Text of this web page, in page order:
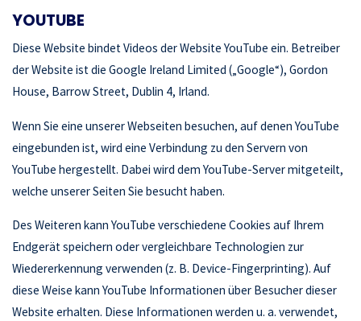
YOUTUBE
Diese Website bindet Videos der Website YouTube ein. Betreiber
der Website ist die Google Ireland Limited („Google“), Gordon
House, Barrow Street, Dublin 4, Irland.
Wenn Sie eine unserer Webseiten besuchen, auf denen YouTube
eingebunden ist, wird eine Verbindung zu den Servern von
YouTube hergestellt. Dabei wird dem YouTube-Server mitgeteilt,
welche unserer Seiten Sie besucht haben.
Des Weiteren kann YouTube verschiedene Cookies auf Ihrem
Endgerät speichern oder vergleichbare Technologien zur
Wiedererkennung verwenden (z. B. Device-Fingerprinting). Auf
diese Weise kann YouTube Informationen über Besucher dieser
Website erhalten. Diese Informationen werden u. a. verwendet,